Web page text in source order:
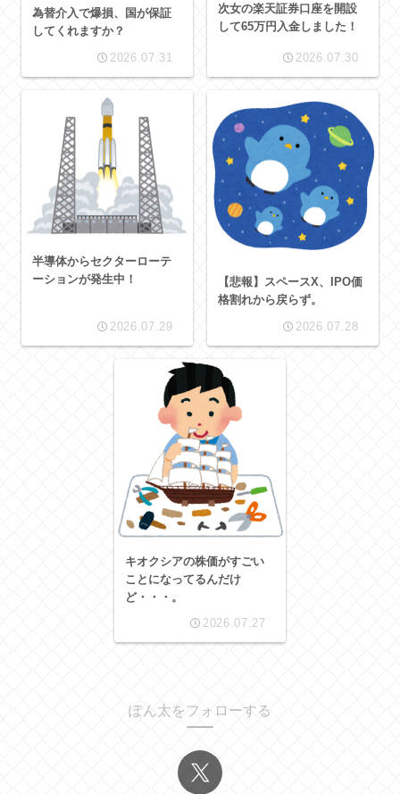
為替介入で爆損、国が保証
してくれますか？
2026.07.31
次女の楽天証券口座を開設
して65万円入金しました！
2026.07.30
半導体からセクターローテ
ーションが発生中！
2026.07.29
【悲報】スペースX、IPO価
格割れから戻らず。
2026.07.28
キオクシアの株価がすごい
ことになってるんだけ
ど・・・。
2026.07.27
ぽん太をフォローする